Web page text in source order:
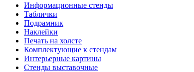
Информационные стенды
Таблички
Подрамник
Наклейки
Печать на холсте
Комплектующие к стендам
Интерьерные картины
Стенды выставочные